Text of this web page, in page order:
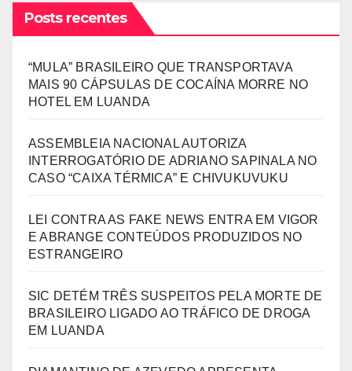
Posts recentes
“MULA” BRASILEIRO QUE TRANSPORTAVA
MAIS 90 CÁPSULAS DE COCAÍNA MORRE NO
HOTEL EM LUANDA
ASSEMBLEIA NACIONAL AUTORIZA
INTERROGATÓRIO DE ADRIANO SAPINALA NO
CASO “CAIXA TÉRMICA” E CHIVUKUVUKU
LEI CONTRA AS FAKE NEWS ENTRA EM VIGOR
E ABRANGE CONTEÚDOS PRODUZIDOS NO
ESTRANGEIRO
SIC DETÉM TRÊS SUSPEITOS PELA MORTE DE
BRASILEIRO LIGADO AO TRÁFICO DE DROGA
EM LUANDA